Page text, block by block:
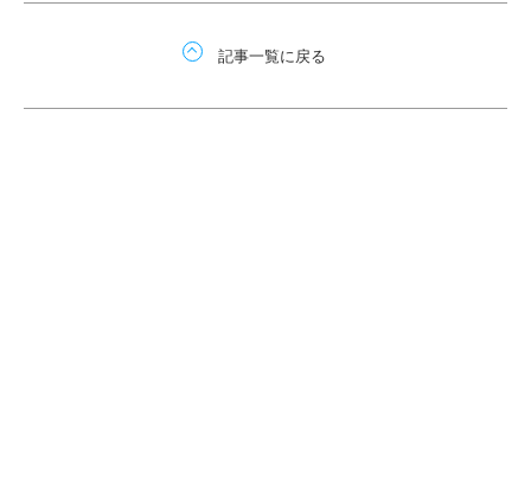
記事一覧に戻る